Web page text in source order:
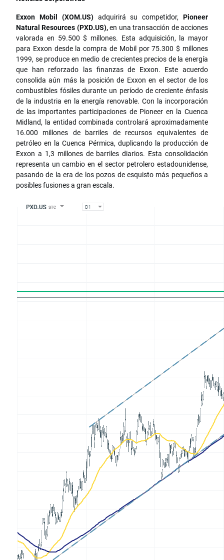
Exxon Mobil (XOM.US) adquirirá su competidor, Pioneer
Natural Resources (PXD.US),en una transacción de acciones
valorada en 59.500 $ millones. Esta adquisición, la mayor
para Exxon desde la compra de Mobil por 75.300 $ millones
1999, se produce en medio de crecientes precios de la energía
que han reforzado las finanzas de Exxon. Este acuerdo
consolida aún más la posición de Exxon en el sector de los
combustibles fósiles durante un período de creciente énfasis
de la industria en la energía renovable. Con la incorporación
de las importantes participaciones de Pioneer en la Cuenca
Midland, la entidad combinada controlará aproximadamente
16.000 millones de barriles de recursos equivalentes de
petróleo en la Cuenca Pérmica, duplicando la producción de
Exxon a 1,3 millones de barriles diarios. Esta consolidación
representa un cambio en el sector petrolero estadounidense,
pasando de la era de los pozos de esquisto más pequeños a
posibles fusiones a gran escala.